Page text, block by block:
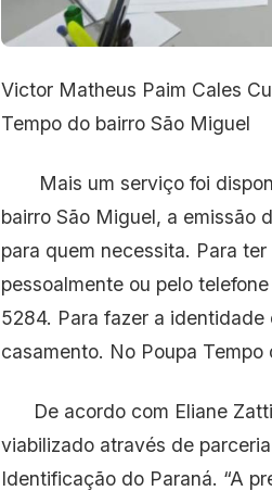
Victor Matheus Paim Cales
Tempo do bairro São Miguel
Mais um serviço foi
bairro São Miguel, a emissão
para quem necessita. Para
pessoalmente ou pelo
5284. Para fazer a
casamento. No Poupa
De acordo com Eliane
viabilizado através de
Identificação do Paraná. “A